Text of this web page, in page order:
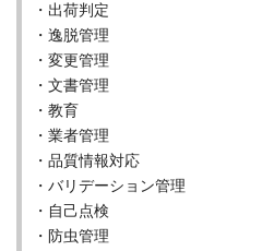
・出荷判定
・逸脱管理
・変更管理
・文書管理
・教育
・業者管理
・品質情報対応
・バリデーション管理
・自己点検
・防虫管理